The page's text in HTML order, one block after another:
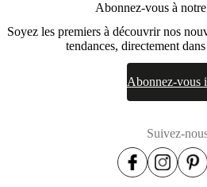
Abonnez-vous à
Soyez les premiers à découvrir nos
tendances, directement
Abonnez-vous
Suivez-